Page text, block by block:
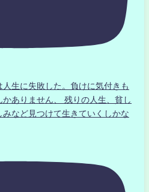
生に失敗した。負けに気付きも
ありません、 残りの人生、貧し
など見つけて生きていくしかな